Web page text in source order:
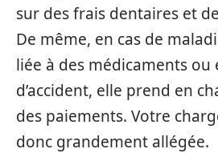
sur des frais dentaires et
De même, en cas de
liée à des médicaments ou
d’accident, elle prend en
des paiements. Votre
donc grandement allégée.